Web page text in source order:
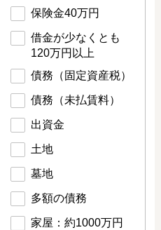
保険金40万円
借金が少なくとも
120万円以上
債務（固定資産税）
債務（未払賃料）
出資金
土地
墓地
多額の債務
家屋：約1000万円